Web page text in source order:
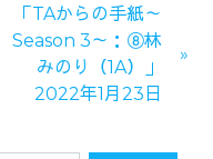
「TAからの手紙～
Season 3～：⑧林
みのり（1A）」
2022年1月23日